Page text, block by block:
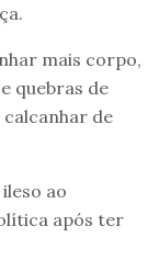
mais corpo,
quebras de
de
ao
após ter